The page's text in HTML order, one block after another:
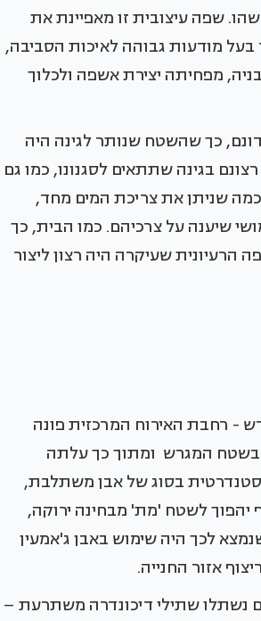
שפה עיצובית זו מאפיינת את
בעל מודעות גבוהה לאיכות הסביבה,
מפחיתה יצירת אשפה ולכלוך
על חצי דונם, כך שהשטח שנותר לגינה היה
את רצונם בגינה שתתאים לסגנונו, כמו גם
שניתן את צריכת המים מחד,
שיענה על צרכיהם. כמו הבית, כך
שעיקרה היה רצון ליצור
- רחבת האירוח המרכזית פונה
בשטח המגרש ומתוך כך עלתה
סטנדרטית בסוג של אבן משתלבת,
ואף יהפוך לשטח 'מת' מבחינה ירוקה,
לכך היה שימוש באבן ג'אמעין
אזור החנייה.
ברווחים של 10-15 ס"מ ובין האבנים נשתלו שתילי דיכונדרה משתרעת –